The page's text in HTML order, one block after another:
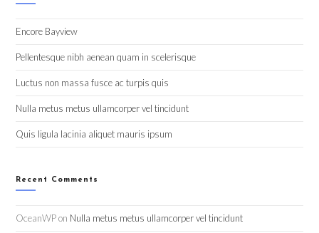
Encore Bayview
Pellentesque nibh aenean quam in scelerisque
Luctus non massa fusce ac turpis quis
Nulla metus metus ullamcorper vel tincidunt
Quis ligula lacinia aliquet mauris ipsum
Recent Comments
OceanWPon Nulla metus metus ullamcorper vel tincidunt